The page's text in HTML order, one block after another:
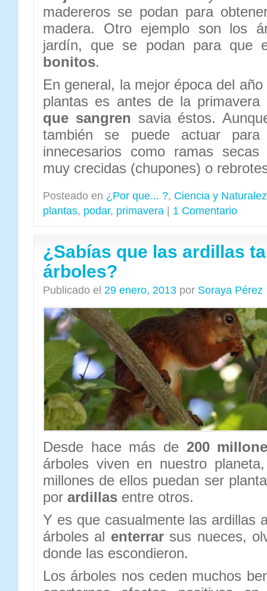
madereros se podan para
madera. Otro ejemplo son los
jardín, que se podan para que
bonitos.
En general, la mejor época del
plantas es antes de la
que sangren savia éstos.
también se puede actuar para
innecesarios como ramas
muy crecidas (chupones) o
Posteado en ¿Por que... ?, Ciencia y
plantas, podar, primavera | 1 Comentario
¿Sabías que las ardillas
árboles?
Publicado el 29 enero, 2013 por Soraya Pérez
Desde hace más de200
árboles viven en nuestro
millones de ellos puedan ser
por ardillas entre otros.
Y es que casualmente las ardillas
árboles al enterrarsus nueces,
donde las escondieron.
Los árboles nos ceden muchos